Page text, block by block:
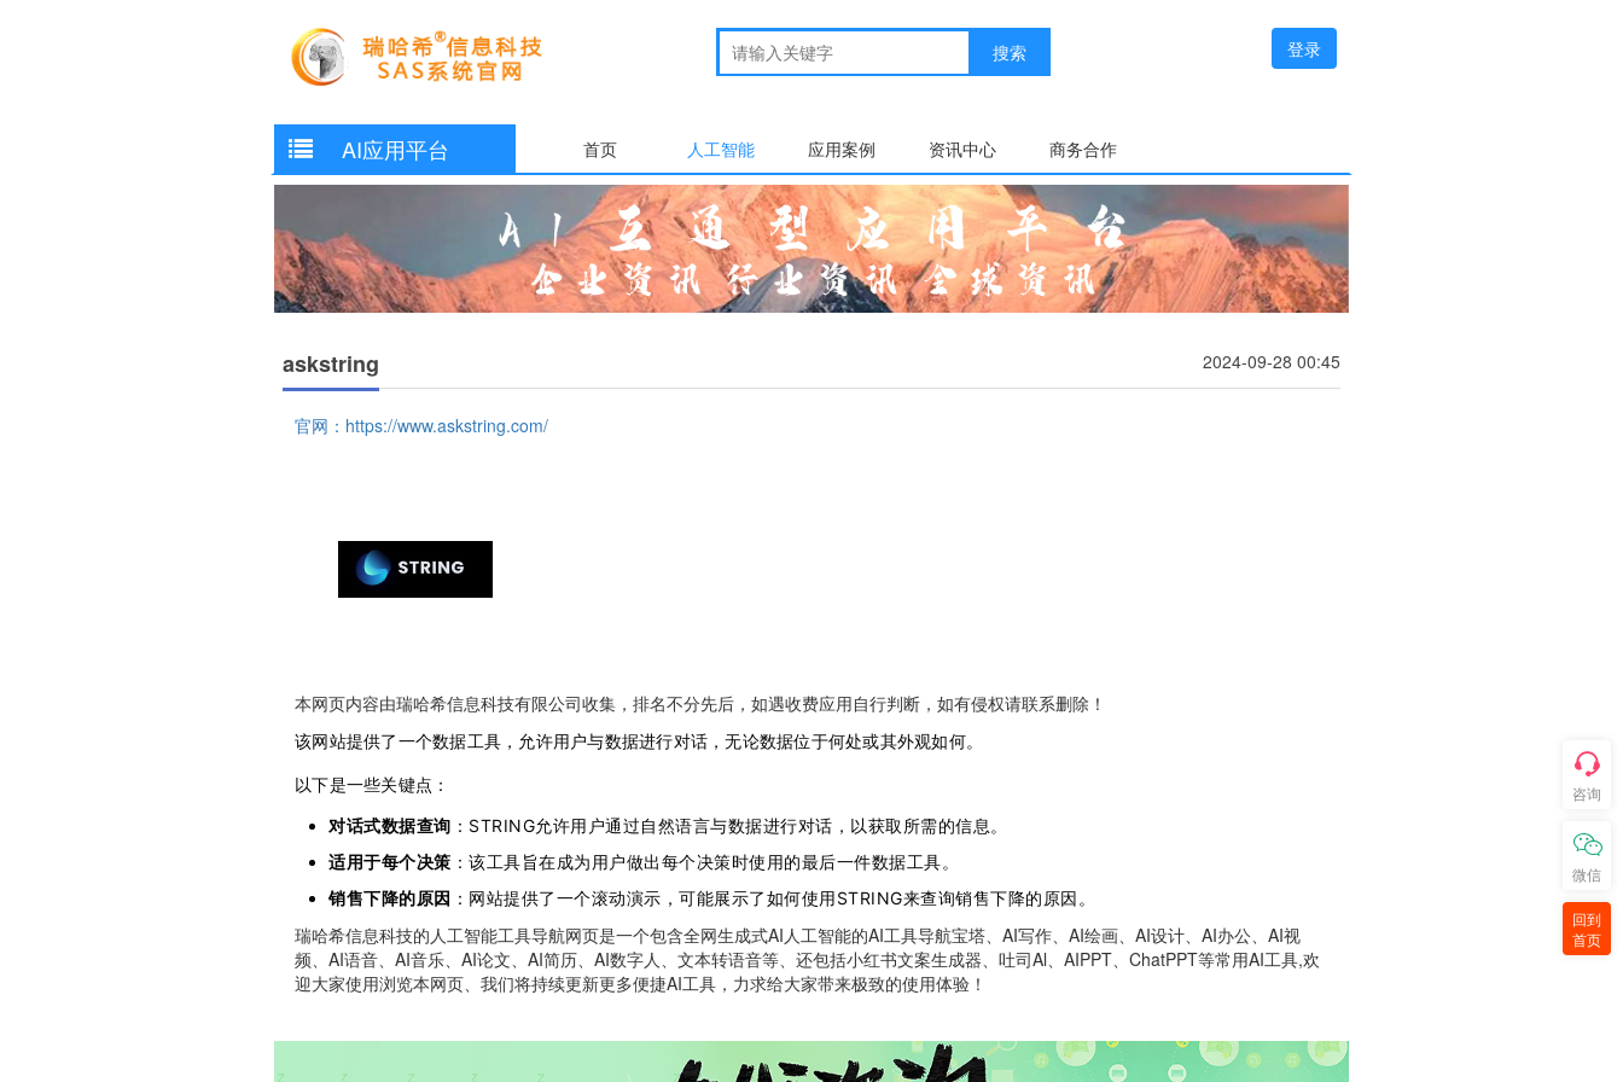
登录
AI应用平台 首页 人工智能 应用案例 资讯中心 商务合作
askstring 2024-09-28 00:45
官网：https://www.askstring.com/
本网页内容由瑞哈希信息科技有限公司收集，排名不分先后，如遇收费应用自行判断，如有侵权请联系删除！
该网站提供了一个数据工具，允许用户与数据进行对话，无论数据位于何处或其外观如何。
以下是一些关键点：
对话式数据查询 ：STRING允许用户通过自然语言与数据进行对话，以获取所需的信息。
适用于每个决策 ：该工具旨在成为用户做出每个决策时使用的最后一件数据工具。
销售下降的原因 ：网站提供了一个滚动演示，可能展示了如何使用STRING来查询销售下降的原因。
瑞哈希信息科技的人工智能工具导航网页是一个包含全网生成式AI人工智能的AI工具导航宝塔、AI写作、AI绘画、AI设计、AI办公、AI视
频、AI语音、AI音乐、AI论文、AI简历、AI数字人、文本转语音等、还包括小红书文案生成器、吐司Al、AIPPT、ChatPPT等常用AI工具,欢
迎大家使用浏览本网页、我们将持续更新更多便捷AI工具，力求给大家带来极致的使用体验！
咨询
微信
回到
首页